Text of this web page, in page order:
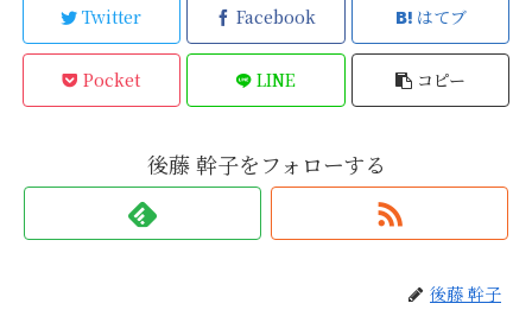
Twitter Facebook はてブ
Pocket LINE コピー
後藤 幹子をフォローする
後藤 幹子